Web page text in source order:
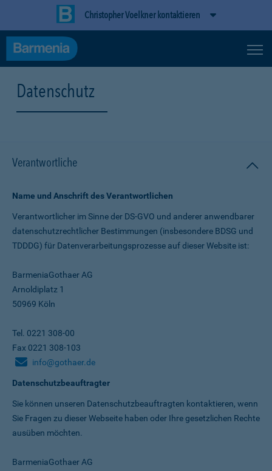
Christopher Voelkner kontaktieren
Datenschutz
Verantwortliche
Name und Anschrift des Verantwortlichen
Verantwortlicher im Sinne der DS-GVO und anderer anwendbarer
datenschutz­rechtlicher Bestimmungen (insbesondere BDSG und
TDDDG) für Daten­verarbeitungs­prozesse auf dieser Website ist:
BarmeniaGothaer AG
Arnoldiplatz 1
50969 Köln
Tel. 0221 308-00
Fax 0221 308-103
info@gothaer.de
Datenschutzbeauftragter
Sie können unseren Datenschutz­beauftragten kontaktieren, wenn
Sie Fragen zu dieser Webseite haben oder Ihre gesetzlichen Rechte
ausüben möchten.
BarmeniaGothaer AG